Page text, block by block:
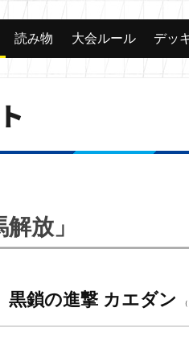
読み物 大会ルール デッ
放」
黒鎖の進撃 カエダン